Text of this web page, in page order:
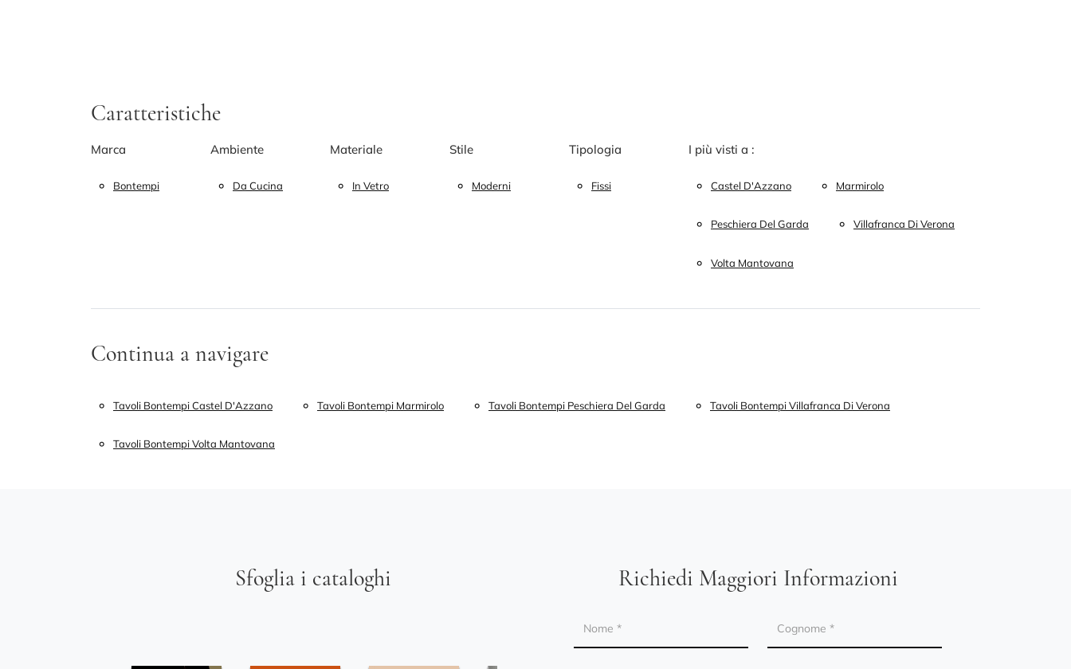
Caratteristiche
Marca
Bontempi
Ambiente
Da Cucina
Materiale
In Vetro
Stile
Moderni
Tipologia
Fissi
I più visti a :
Castel D'Azzano Marmirolo
Peschiera Del Garda Villafranca Di Verona
Volta Mantovana
Continua a navigare
Tavoli Bontempi Castel D'Azzano Tavoli Bontempi Marmirolo Tavoli Bontempi Peschiera Del Garda Tavoli Bontempi Villafranca Di Verona
Tavoli Bontempi Volta Mantovana
Sfoglia i cataloghi Richiedi Maggiori Informazioni